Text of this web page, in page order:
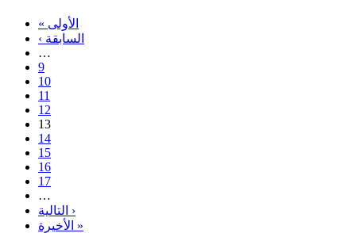
« الأولى
‹ السابقة
…
9
10
11
12
13
14
15
16
17
…
التالية ›
الأخيرة »